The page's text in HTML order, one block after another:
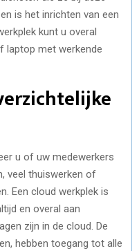
is het inrichten van een
kunt u overal
laptop met werkende
u of uw medewerkers
veel thuiswerken of
Een cloud werkplek is
en overal aan
zijn in de cloud. De
hebben toegang tot alle